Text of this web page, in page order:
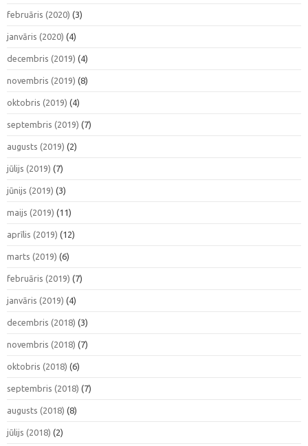
februāris (2020) (3)
janvāris (2020) (4)
decembris (2019) (4)
novembris (2019) (8)
oktobris (2019) (4)
septembris (2019) (7)
augusts (2019) (2)
jūlijs (2019) (7)
jūnijs (2019) (3)
maijs (2019) (11)
aprīlis (2019) (12)
marts (2019) (6)
februāris (2019) (7)
janvāris (2019) (4)
decembris (2018) (3)
novembris (2018) (7)
oktobris (2018) (6)
septembris (2018) (7)
augusts (2018) (8)
jūlijs (2018) (2)